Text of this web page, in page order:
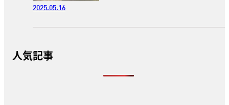
2025.05.16
人気記事